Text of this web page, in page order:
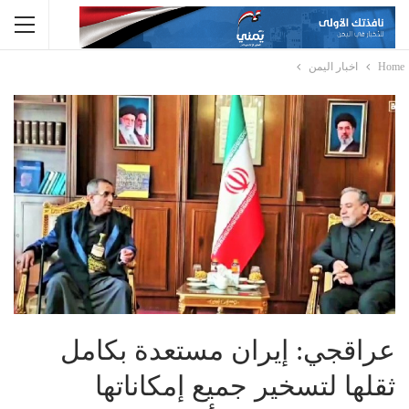
Home اخبار اليمن
عراقجي: إيران مستعدة بكامل
ثقلها لتسخير جميع إمكاناتها